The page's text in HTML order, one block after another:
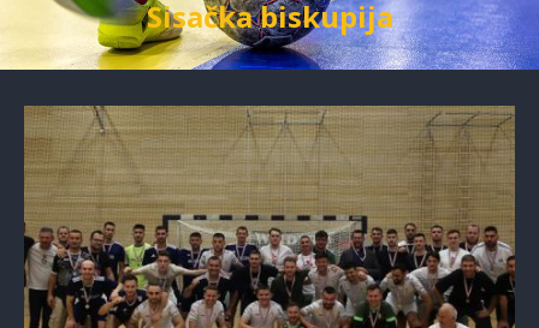
Sisačka biskupija